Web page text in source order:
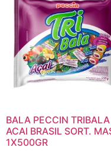
BALA PECCIN TRIBALA
ACAI BRASIL SORT.
1X500GR